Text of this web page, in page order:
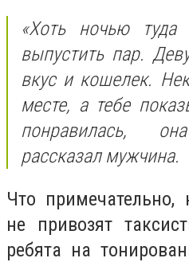
«Хоть ночью
выпустить пар.
вкус и кошелек.
месте, а тебе
понравилась,
рассказал мужчина.
Что примечательно,
не привозят
ребята на